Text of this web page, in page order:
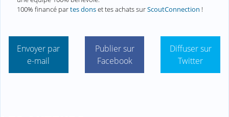
100% financé partes donset tes achats surScoutConnection !
Envoyer par
e-mail
Publier sur
Facebook
Diffuser sur
Twitter